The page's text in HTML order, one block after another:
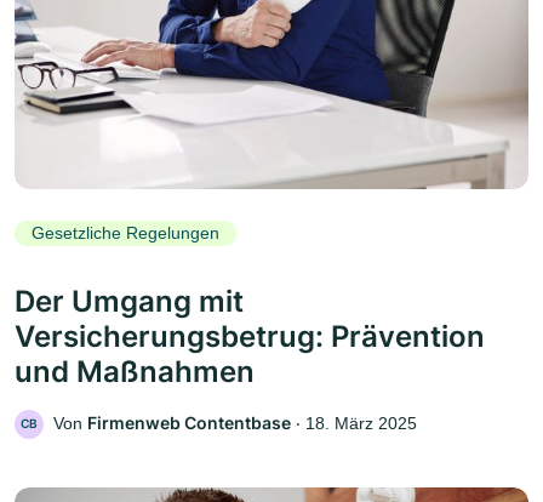
Gesetzliche Regelungen
Der Umgang mit
Versicherungsbetrug: Prävention
und Maßnahmen
CB Von Firmenweb Contentbase ‧ 18. März 2025